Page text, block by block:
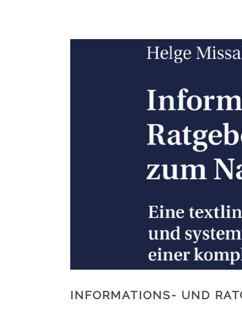
INFORMATIONS- UND